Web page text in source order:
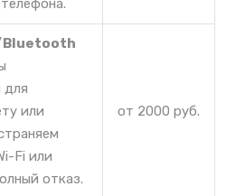
Bluetooth
для
или
Fi или
отказ.
от 2000 руб.